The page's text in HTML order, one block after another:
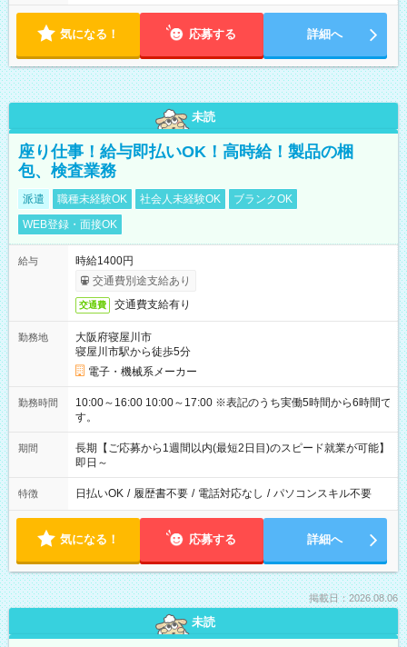
気になる！ 応募する 詳細へ
未読
座り仕事！給与即払いOK！高時給！製品の梱
包、検査業務
派遣 職種未経験OK 社会人未経験OK
ブランクOK
WEB登録・面接OK
給与
時給1400円
交通費別途支給あり
交通費 交通費支給有り
勤務地
大阪府寝屋川市
寝屋川市駅から徒歩5分
電子・機械系メーカー
勤務時間
10:00～16:00 10:00～17:00 ※表記のうち実働5時間から6時間で
す。
期間
長期【ご応募から1週間以内(最短2日目)のスピード就業が可能】
即日～
特徴 日払いOK / 履歴書不要 / 電話対応なし / パソコンスキル不要
気になる！ 応募する 詳細へ
掲載日：2026.08.06
未読